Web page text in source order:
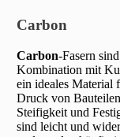
Carbon
Carbon-Fasern
Kombination mit
ein ideales Material
Druck von
Steifigkeit und
sind leicht und